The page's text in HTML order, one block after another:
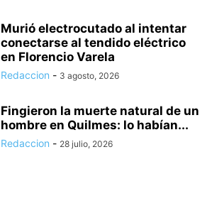
Murió electrocutado al intentar
conectarse al tendido eléctrico
en Florencio Varela
Redaccion - 3 agosto, 2026
Fingieron la muerte natural de un
hombre en Quilmes: lo habían...
Redaccion - 28 julio, 2026